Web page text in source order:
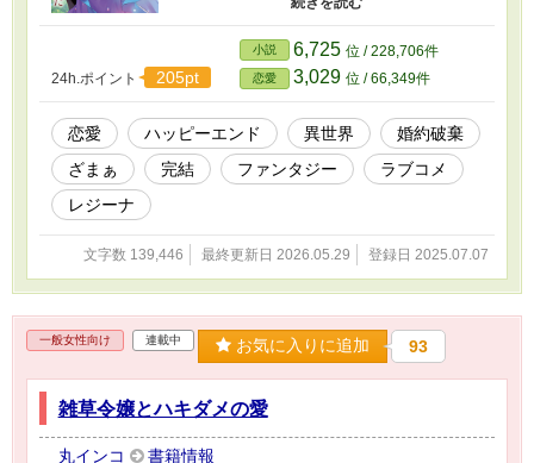
ツンデレ令嬢、マドリーン・セラドーン。いつ
も何かとライバル視してくるマドリーンの不器
用な励ましで立ち直ったニーナは、もと婚約者
バーニーの居る学園に通う決断をする。 顔を見
てしまえばまた失恋の痛みが蘇るのではと落ち
着かない日々を過ごすニーナ。しかし、そんな
ニーナの不安をよそに、バーニーの姿はすっか
に参ります』完結しました！
24h.ポイント 205pt
小説 6,725 位 / 228,706件
恋愛 3,029 位 / 66,349件
恋愛 ハッピーエンド 異世界
婚約破棄
ざまぁ
完結 ファンタジー
ラブコメ
レジーナ
文字数 139,446 最終更新日 2026.05.29 登録日 2025.07.07
一般女性向け 連載中 お気に入りに追加 93
雑草令嬢とハキダメの愛
丸インコ 書籍情報